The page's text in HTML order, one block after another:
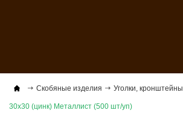
Скобяные изделия Уголки, кронштейны
30х30 (цинк) Металлист (500 шт/уп)